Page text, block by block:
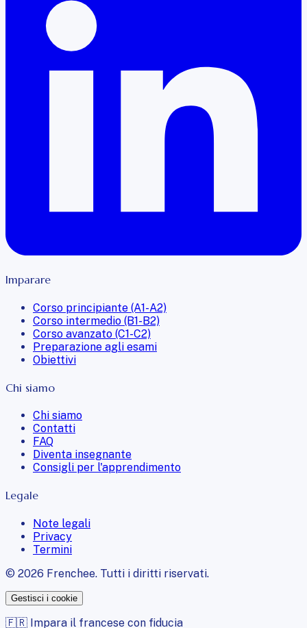
Imparare
Corso principiante (A1-A2)
Corso intermedio (B1-B2)
Corso avanzato (C1-C2)
Preparazione agli esami
Obiettivi
Chi siamo
Chi siamo
Contatti
FAQ
Diventa insegnante
Consigli per l'apprendimento
Legale
Note legali
Privacy
Termini
© 2026 Frenchee. Tutti i diritti riservati.
Gestisci i cookie
🇫🇷 Impara il francese con fiducia